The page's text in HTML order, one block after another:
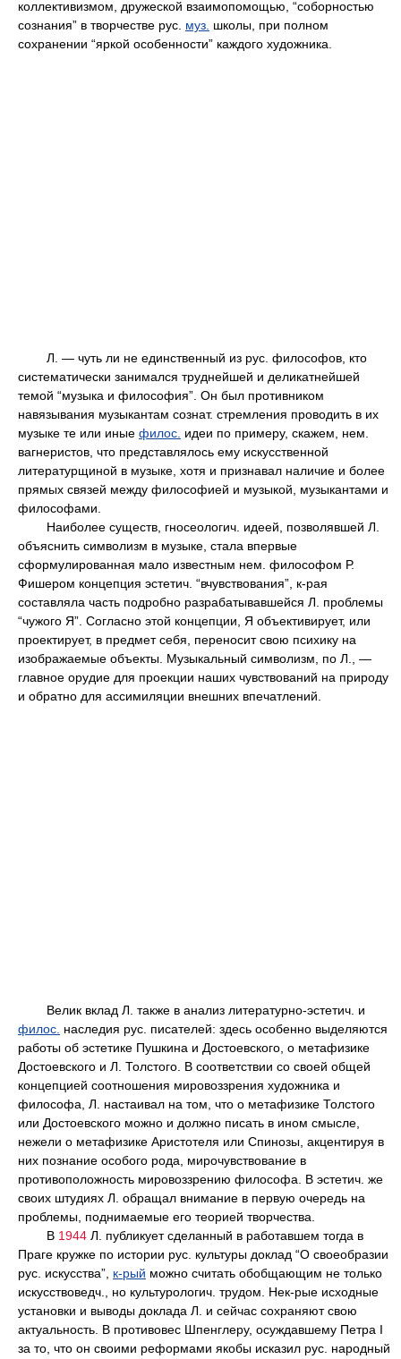
коллективизмом, дружеской взаимопомощью, “соборностью
сознания” в творчестве рус. муз. школы, при полном
сохранении “яркой особенности” каждого художника.
Л. — чуть ли не единственный из рус. философов, кто
систематически занимался труднейшей и деликатнейшей
темой “музыка и философия”. Он был противником
навязывания музыкантам сознат. стремления проводить в их
музыке те или иные филос. идеи по примеру, скажем, нем.
вагнеристов, что представлялось ему искусственной
литературщиной в музыке, хотя и признавал наличие и более
прямых связей между философией и музыкой, музыкантами и
философами.
Наиболее существ, гносеологич. идеей, позволявшей Л.
объяснить символизм в музыке, стала впервые
сформулированная мало известным нем. философом Р.
Фишером концепция эстетич. “вчувствования”, к-рая
составляла часть подробно разрабатывавшейся Л. проблемы
“чужого Я”. Согласно этой концепции, Я объективирует, или
проектирует, в предмет себя, переносит свою психику на
изображаемые объекты. Музыкальный символизм, по Л., —
главное орудие для проекции наших чувствований на природу
и обратно для ассимиляции внешних впечатлений.
Велик вклад Л. также в анализ литературно-эстетич. и
филос. наследия рус. писателей: здесь особенно выделяются
работы об эстетике Пушкина и Достоевского, о метафизике
Достоевского и Л. Толстого. В соответствии со своей общей
концепцией соотношения мировоззрения художника и
философа, Л. настаивал на том, что о метафизике Толстого
или Достоевского можно и должно писать в ином смысле,
нежели о метафизике Аристотеля или Спинозы, акцентируя в
них познание особого рода, мирочувствование в
противоположность мировоззрению философа. В эстетич. же
своих штудиях Л. обращал внимание в первую очередь на
проблемы, поднимаемые его теорией творчества.
В 1944 Л. публикует сделанный в работавшем тогда в
Праге кружке по истории рус. культуры доклад “О своеобразии
рус. искусства”, к-рый можно считать обобщающим не только
искусствоведч., но культурологич. трудом. Нек-рые исходные
установки и выводы доклада Л. и сейчас сохраняют свою
актуальность. В противовес Шпенглеру, осуждавшему Петра I
за то, что он своими реформами якобы исказил рус. народный